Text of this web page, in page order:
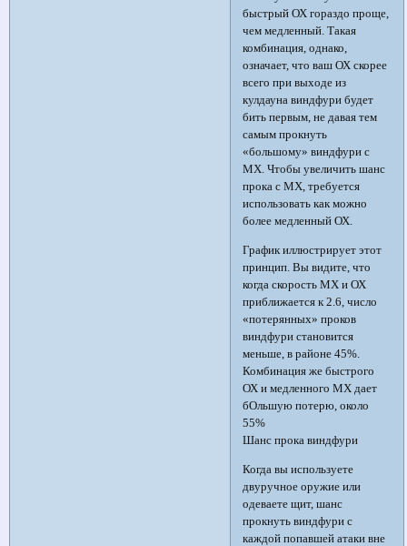
быстрый ОХ гораздо проще,
чем медленный. Такая
комбинация, однако,
означает, что ваш ОХ скорее
всего при выходе из
кулдауна виндфури будет
бить первым, не давая тем
самым прокнуть
«большому» виндфури с
МХ. Чтобы увеличить шанс
прока с МХ, требуется
использовать как можно
более медленный ОХ.
График иллюстрирует этот
принцип. Вы видите, что
когда скорость МХ и ОХ
приближается к 2.6, число
«потерянных» проков
виндфури становится
меньше, в районе 45%.
Комбинация же быстрого
ОХ и медленного МХ дает
бОльшую потерю, около
55%
Шанс прока виндфури
Когда вы используете
двуручное оружие или
одеваете щит, шанс
прокнуть виндфури с
каждой попавшей атаки вне